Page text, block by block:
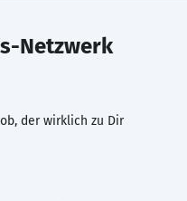
Netzwerk
der wirklich zu Dir